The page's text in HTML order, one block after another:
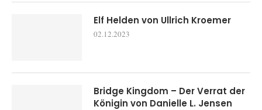
Elf Helden von Ullrich Kroemer
02.12.2023
Bridge Kingdom – Der Verrat der
Königin von Danielle L. Jensen